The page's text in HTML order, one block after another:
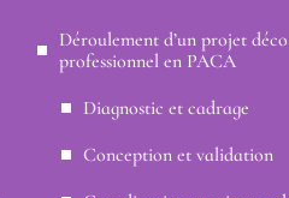
Déroulement d’un projet
professionnel en PACA
Diagnostic et cadrage
Conception et validation